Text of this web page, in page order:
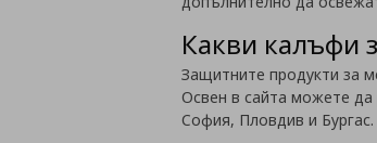
Какви калъфи
Защитните продукти за
Освен в сайта можете да
София, Пловдив и